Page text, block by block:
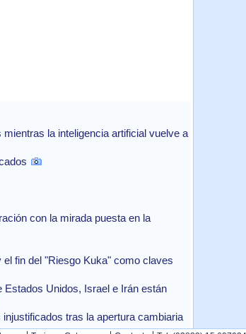
la inteligencia artificial vuelve a
con la mirada puesta en la
fin del "Riesgo Kuka" como claves
Unidos, Israel e Irán están
tras la apertura cambiaria